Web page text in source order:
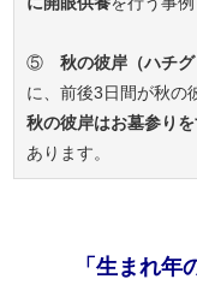
⑤秋の彼岸（ハチグ
に、前後3日間が秋の
秋の彼岸はお墓参り
あります。
「生まれ